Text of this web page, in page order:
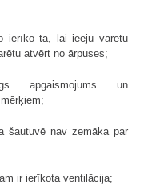
ierīko tā, lai ieeju varētu
atvērt no ārpuses;
apgaismojums un
šautuvē nav zemāka par
ir ierīkota ventilācija;